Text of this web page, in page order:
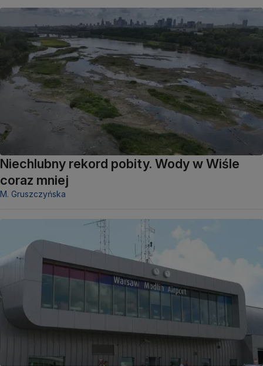
Niechlubny rekord pobity. Wody w Wiśle
coraz mniej
M. Gruszczyńska